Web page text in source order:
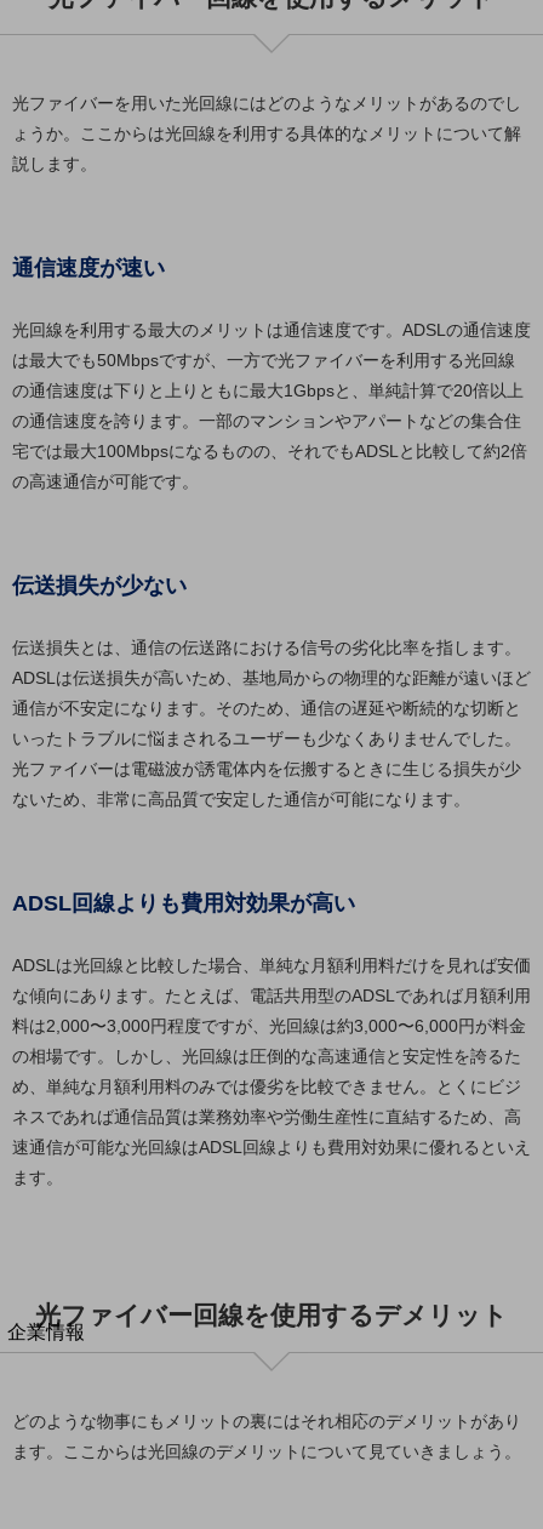
ビジネスお役立ち情報
旬な話題やお役立ち資料などDXの課題を
新着記事
お役立ち資料ダウンロード
トレンド記事特集
IT用語集
課題やニーズに合ったサービスをご紹介し、
中堅中小企業のビジネスをサポート！
お悩みから見つけるTOP
ネットワーク
モバイル・音声
バックオフィス
その他のお悩みはこちら
業界から見つけるTOP
小売・卸売業
運輸業
その他の業界はこちら
ビジネスお悩み診断
NTTドコモビジネス
オンラインショップ
モバイル・ICTサービスをオンラインで
相談・申し込みができるバーチャルショップ
法人向けモバイルトップ
はじめての方へ
サービス・商品を探す
新規会員登録/ログインはこちら
別ウィンドウで開きます
企業情報
企業情報TOP
会社案内TOP
組織
光ファイバーを用いた光回線にはどのようなメリットがあるのでし
ょうか。ここからは光回線を利用する具体的なメリットについて解
説します。
通信速度が速い
光回線を利用する最大のメリットは通信速度です。ADSLの通信速度
は最大でも50Mbpsですが、一方で光ファイバーを利用する光回線
の通信速度は下りと上りともに最大1Gbpsと、単純計算で20倍以上
の通信速度を誇ります。一部のマンションやアパートなどの集合住
宅では最大100Mbpsになるものの、それでもADSLと比較して約2倍
の高速通信が可能です。
伝送損失が少ない
伝送損失とは、通信の伝送路における信号の劣化比率を指します。
ADSLは伝送損失が高いため、基地局からの物理的な距離が遠いほど
通信が不安定になります。そのため、通信の遅延や断続的な切断と
いったトラブルに悩まされるユーザーも少なくありませんでした。
光ファイバーは電磁波が誘電体内を伝搬するときに生じる損失が少
ないため、非常に高品質で安定した通信が可能になります。
ADSL回線よりも費用対効果が高い
ADSLは光回線と比較した場合、単純な月額利用料だけを見れば安価
な傾向にあります。たとえば、電話共用型のADSLであれば月額利用
料は2,000〜3,000円程度ですが、光回線は約3,000〜6,000円が料金
の相場です。しかし、光回線は圧倒的な高速通信と安定性を誇るた
め、単純な月額利用料のみでは優劣を比較できません。とくにビジ
ネスであれば通信品質は業務効率や労働生産性に直結するため、高
速通信が可能な光回線はADSL回線よりも費用対効果に優れるといえ
ます。
光ファイバー回線を使用するデメリット
どのような物事にもメリットの裏にはそれ相応のデメリットがあり
ます。ここからは光回線のデメリットについて見ていきましょう。